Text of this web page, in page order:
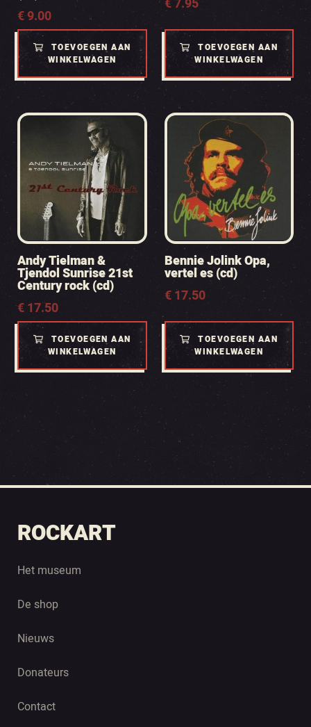
€9.00
TOEVOEGEN AAN
WINKELWAGEN
€7.95
TOEVOEGEN AAN
WINKELWAGEN
Andy Tielman &
Tjendol Sunrise 21st
Century rock (cd)
€17.50
TOEVOEGEN AAN
WINKELWAGEN
Bennie Jolink Opa,
vertel es (cd)
€17.50
TOEVOEGEN AAN
WINKELWAGEN
ROCKART
Het museum
De shop
Nieuws
Donateurs
Contact